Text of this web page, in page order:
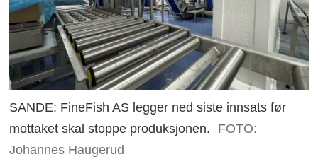
SANDE: FineFish AS legger ned siste innsats før
mottaket skal stoppe produksjonen.
FOTO:
Johannes Haugerud